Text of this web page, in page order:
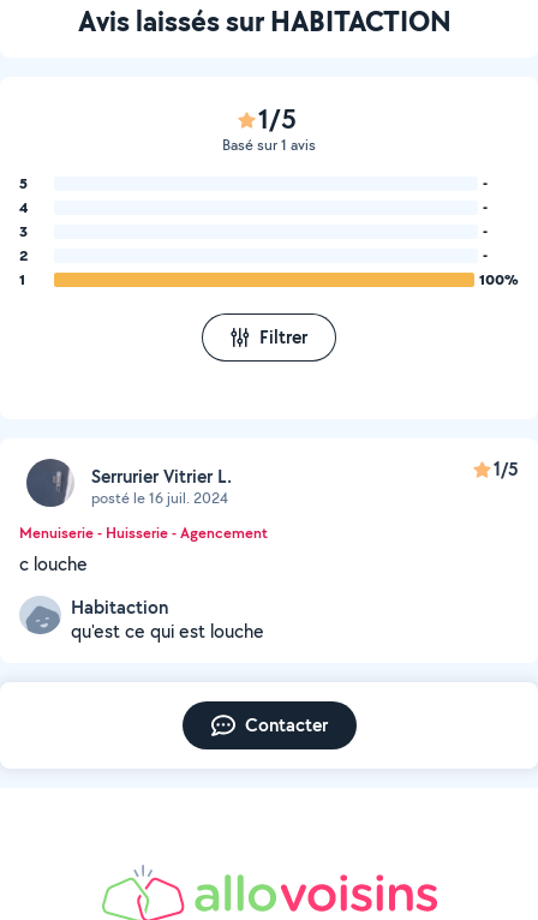
Avis laissés sur HABITACTION
1/5
Basé sur 1 avis
5
-
4
-
3
-
2
-
1
100%
Filtrer
Serrurier Vitrier L.
posté le 16 juil. 2024
1/5
Menuiserie - Huisserie - Agencement
c louche
Habitaction
qu'est ce qui est louche
Contacter